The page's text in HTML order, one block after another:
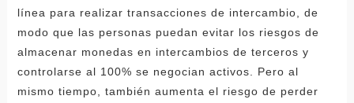
línea para realizar transacciones de intercambio, de
modo que las personas puedan evitar los riesgos de
almacenar monedas en intercambios de terceros y
controlarse al 100% se negocian activos. Pero al
mismo tiempo, también aumenta el riesgo de perder